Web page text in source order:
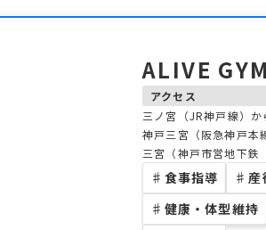
ALIVE
アクセス
三ノ宮（JR神戸線）
神戸三宮（阪急神戸本
三宮（神戸市営地下
♯ 食事指導 ♯ 産
♯ 健康・体型維持